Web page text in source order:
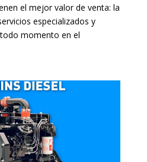
el mejor valor de venta: la
especializados y
momento en el